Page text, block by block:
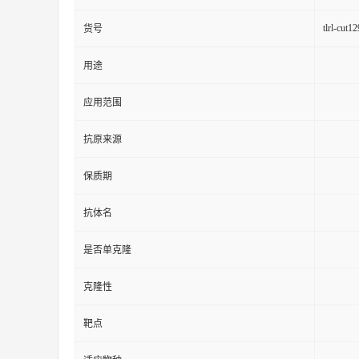
货号 tlrl-
用途
应用范围
抗原来源
保质期
抗体名
是否单克隆
克隆性
靶点